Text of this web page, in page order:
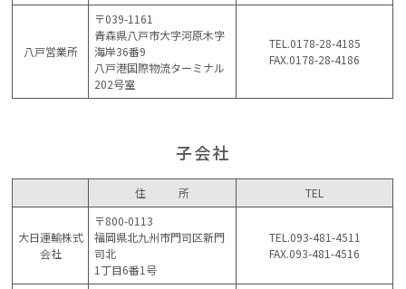
八戸営業所
〒039-1161
青森県八戸市大字河原木字
海岸36番9
八戸港国際物流ターミナル
202号室
TEL.0178-28-4185
FAX.0178-28-4186
子会社
住 所 TEL
大日運輸株式
会社
〒800-0113
福岡県北九州市門司区新門
司北
1丁目6番1号
TEL.093-481-4511
FAX.093-481-4516